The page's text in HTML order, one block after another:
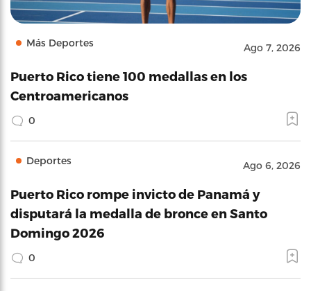
Más Deportes Ago 7, 2026
Puerto Rico tiene 100 medallas en los
Centroamericanos
0
Deportes Ago 6, 2026
Puerto Rico rompe invicto de Panamá y
disputará la medalla de bronce en Santo
Domingo 2026
0